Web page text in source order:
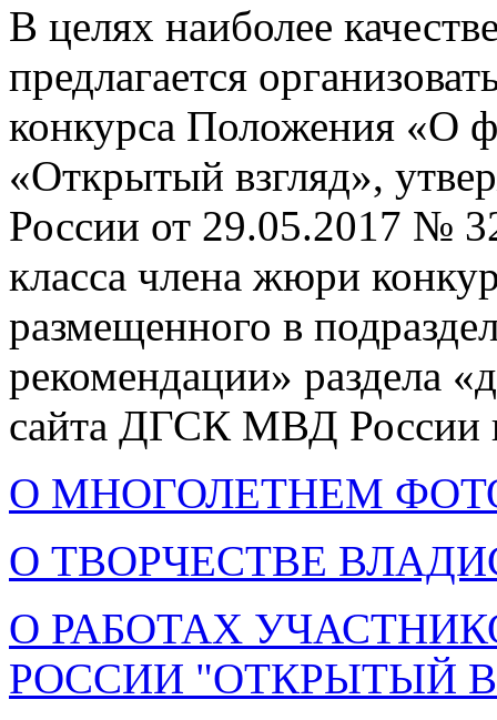
В целях наиболее
предлагается
конкурса Положения «О
«Открытый взгляд»,
России от 29.05.2017 №
класса члена жюри
размещенного в
рекомендации» раздела
сайта ДГСК МВД России
О МНОГОЛЕТНЕМ
О ТВОРЧЕСТВЕ
О РАБОТАХ
РОССИИ "ОТКРЫТЫЙ